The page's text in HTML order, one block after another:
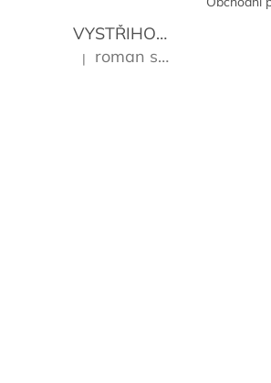
VYSTŘIHOVÁNKY - PRAŽSKÉ PAMÁTKY
Hodnocení produktu je 5 z 5
| roman sekanina